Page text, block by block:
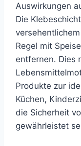
Auswirkungen
Die
Regel mit
entfernen. Dies
Produkte zur
Küchen,
die Sicherheit
gewährleistet